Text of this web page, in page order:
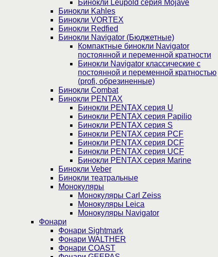
Бинокли Leupold серия Mojave
Бинокли Kahles
Бинокли VORTEX
Бинокли Redfied
Бинокли Navigator (Бюджетные)
Компактные бинокли Navigator
постоянной и переменной кратности
Бинокли Navigator классические с
постоянной и переменной кратностью
(profi, обрезиненные)
Бинокли Combat
Бинокли PENTAX
Бинокли PENTAX серия U
Бинокли PENTAX серия Papilio
Бинокли PENTAX серия S
Бинокли PENTAX серия PCF
Бинокли PENTAX серия DCF
Бинокли PENTAX серия UCF
Бинокли PENTAX серия Marine
Бинокли Veber
Бинокли театральные
Монокуляры
Монокуляры Carl Zeiss
Монокуляры Leica
Монокуляры Navigator
Фонари
Фонари Sightmark
Фонари WALTHER
Фонари COAST